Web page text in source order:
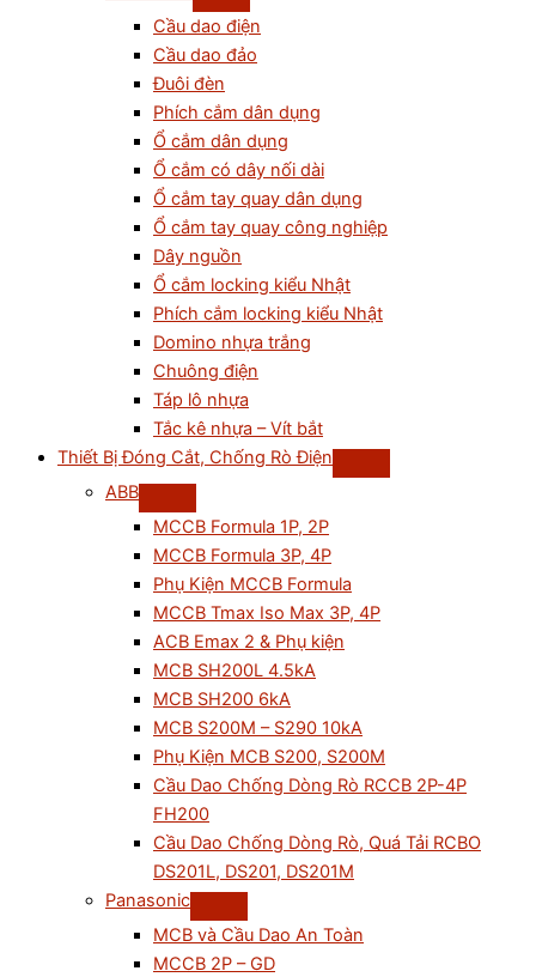
Cầu dao điện
Cầu dao đảo
Đuôi đèn
Phích cắm dân dụng
Ổ cắm dân dụng
Ổ cắm có dây nối dài
Ổ cắm tay quay dân dụng
Ổ cắm tay quay công nghiệp
Dây nguồn
Ổ cắm locking kiểu Nhật
Phích cắm locking kiểu Nhật
Domino nhựa trắng
Chuông điện
Táp lô nhựa
Tắc kê nhựa – Vít bắt
Thiết Bị Đóng Cắt, Chống Rò Điện
ABB
MCCB Formula 1P, 2P
MCCB Formula 3P, 4P
Phụ Kiện MCCB Formula
MCCB Tmax Iso Max 3P, 4P
ACB Emax 2 & Phụ kiện
MCB SH200L 4.5kA
MCB SH200 6kA
MCB S200M – S290 10kA
Phụ Kiện MCB S200, S200M
Cầu Dao Chống Dòng Rò RCCB 2P-4P
FH200
Cầu Dao Chống Dòng Rò, Quá Tải RCBO
DS201L, DS201, DS201M
Panasonic
MCB và Cầu Dao An Toàn
MCCB 2P – GD